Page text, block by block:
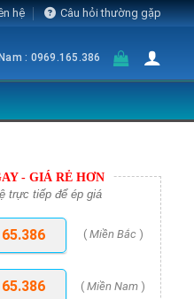
hệ Câu hỏi thường gặp
: 0969.165.386
- GIÁ RẺ HƠN
trực tiếp để ép giá
( Miền Bắc )
(Miền Nam )